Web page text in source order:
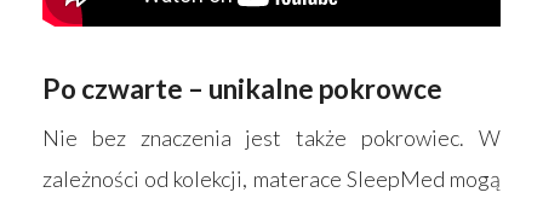
Po czwarte – unikalne pokrowce
Nie bez znaczenia jest także pokrowiec. W
zależności od kolekcji, materace SleepMed mogą